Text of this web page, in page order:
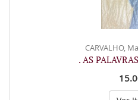
CARVALHO,
. AS